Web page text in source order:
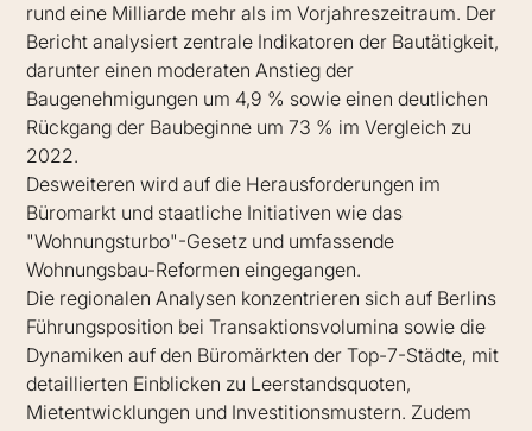
rund eine Milliarde mehr als im Vorjahreszeitraum. Der
Bericht analysiert zentrale Indikatoren der Bautätigkeit,
darunter einen moderaten Anstieg der
Baugenehmigungen um 4,9 % sowie einen deutlichen
Rückgang der Baubeginne um 73 % im Vergleich zu
2022.
Desweiteren wird auf die Herausforderungen im
Büromarkt und staatliche Initiativen wie das
"Wohnungsturbo"-Gesetz und umfassende
Wohnungsbau-Reformen eingegangen.
Die regionalen Analysen konzentrieren sich auf Berlins
Führungsposition bei Transaktionsvolumina sowie die
Dynamiken auf den Büromärkten der Top-7-Städte, mit
detaillierten Einblicken zu Leerstandsquoten,
Mietentwicklungen und Investitionsmustern. Zudem